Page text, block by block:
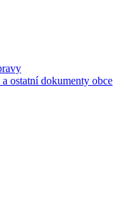
ostatní dokumenty obce